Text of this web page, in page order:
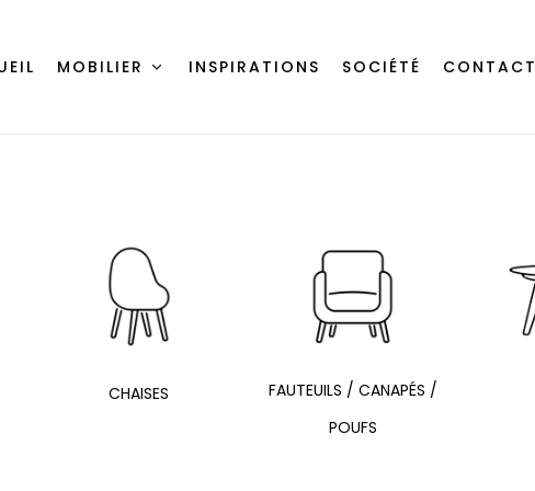
MOBILIER INSPIRATIONS SOCIÉTÉ CONTACT
CHAISES
FAUTEUILS / CANAPÉS /
POUFS